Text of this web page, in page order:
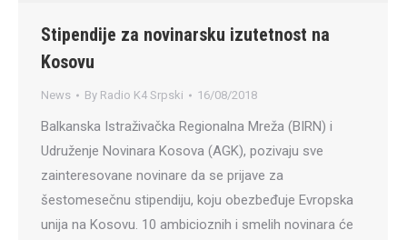
Stipendije za novinarsku izutetnost na
Kosovu
News By Radio K4 Srpski 16/08/2018
Balkanska Istraživačka Regionalna Mreža (BIRN) i
Udruženje Novinara Kosova (AGK), pozivaju sve
zainteresovane novinare da se prijave za
šestomesečnu stipendiju, koju obezbeđuje Evropska
unija na Kosovu. 10 ambicioznih i smelih novinara će